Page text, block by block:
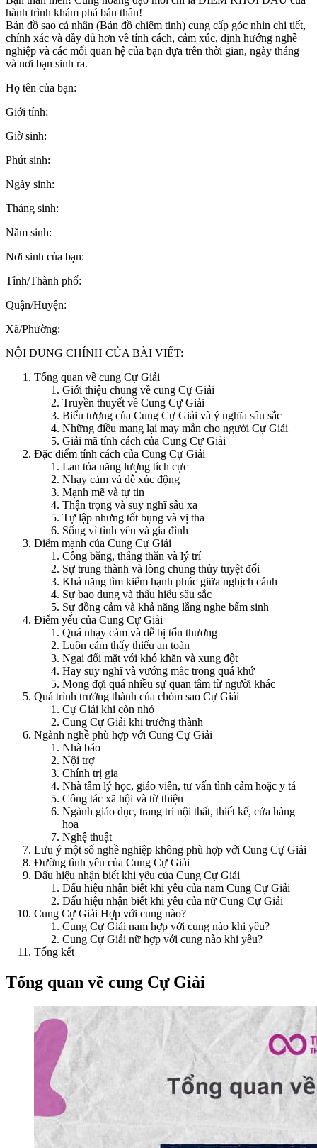
hành trình khám phá bản thân!
Bản đồ sao cá nhân (Bản đồ chiêm tinh) cung cấp góc nhìn chi tiết,
chính xác và đầy đủ hơn về tính cách, cảm xúc, định hướng nghề
nghiệp và các mối quan hệ của bạn dựa trên thời gian, ngày tháng
và nơi bạn sinh ra.
Họ tên của bạn:
Giới tính:
Giờ sinh:
Phút sinh:
Ngày sinh:
Tháng sinh:
Năm sinh:
Nơi sinh của bạn:
Tỉnh/Thành phố:
Quận/Huyện:
Xã/Phường:
NỘI DUNG CHÍNH CỦA BÀI VIẾT:
Tổng quan về cung Cự Giải
Giới thiệu chung về cung Cự Giải
Truyền thuyết về Cung Cự Giải
Biểu tượng của Cung Cự Giải và ý nghĩa sâu sắc
Những điều mang lại may mắn cho người Cự Giải
Giải mã tính cách của Cung Cự Giải
Đặc điểm tính cách của Cung Cự Giải
Lan tỏa năng lượng tích cực
Nhạy cảm và dễ xúc động
Mạnh mẽ và tự tin
Thận trọng và suy nghĩ sâu xa
Tự lập nhưng tốt bụng và vị tha
Sống vì tình yêu và gia đình
Điểm mạnh của Cung Cự Giải
Công bằng, thẳng thắn và lý trí
Sự trung thành và lòng chung thủy tuyệt đối
Khả năng tìm kiếm hạnh phúc giữa nghịch cảnh
Sự bao dung và thấu hiểu sâu sắc
Sự đồng cảm và khả năng lắng nghe bẩm sinh
Điểm yếu của Cung Cự Giải
Quá nhạy cảm và dễ bị tổn thương
Luôn cảm thấy thiếu an toàn
Ngại đối mặt với khó khăn và xung đột
Hay suy nghĩ và vướng mắc trong quá khứ
Mong đợi quá nhiều sự quan tâm từ người khác
Quá trình trưởng thành của chòm sao Cự Giải
Cự Giải khi còn nhỏ
Cung Cự Giải khi trưởng thành
Ngành nghề phù hợp với Cung Cự Giải
Nhà báo
Nội trợ
Chính trị gia
Nhà tâm lý học, giáo viên, tư vấn tình cảm hoặc y tá
Công tác xã hội và từ thiện
Ngành giáo dục, trang trí nội thất, thiết kế, cửa hàng
hoa
Nghệ thuật
Lưu ý một số nghề nghiệp không phù hợp với Cung Cự Giải
Đường tình yêu của Cung Cự Giải
Dấu hiệu nhận biết khi yêu của Cung Cự Giải
Dấu hiệu nhận biết khi yêu của nam Cung Cự Giải
Dấu hiệu nhận biết khi yêu của nữ Cung Cự Giải
Cung Cự Giải Hợp với cung nào?
Cung Cự Giải nam hợp với cung nào khi yêu?
Cung Cự Giải nữ hợp với cung nào khi yêu?
Tổng kết
Tổng quan về cung Cự Giải